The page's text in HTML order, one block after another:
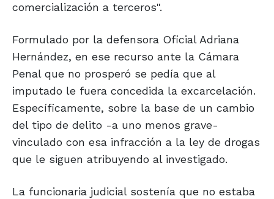
comercialización a terceros".
Formulado por la defensora Oficial Adriana
Hernández, en ese recurso ante la Cámara
Penal que no prosperó se pedía que al
imputado le fuera concedida la excarcelación.
Específicamente, sobre la base de un cambio
del tipo de delito -a uno menos grave-
vinculado con esa infracción a la ley de drogas
que le siguen atribuyendo al investigado.
La funcionaria judicial sostenía que no estaba